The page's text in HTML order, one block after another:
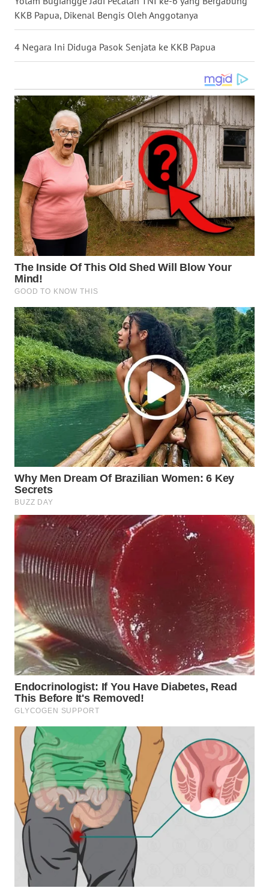
KKB Papua, Dikenal Bengis Oleh Anggotanya
4 Negara Ini Diduga Pasok Senjata ke KKB Papua
WN
NUSANTARA
WN
WN
JATIM
BALI
WN
KALBAR
WN
KALTENG
WN
KALTARA
WN
KALSEL
WN
KALTIM
WN
SULSEL
GORONTALO
WN
SULUT
WN
MALUKU
WN
MALUT
WN
DAIRI
WN
DANAU
TOBA
WN
NIAS
WN
LANGKAT
TAPANULI
SELATAN
WN